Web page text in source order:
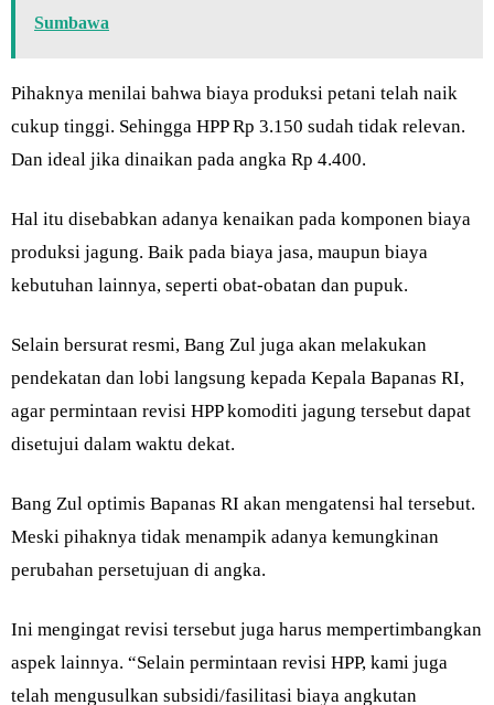
Sumbawa
Pihaknya menilai bahwa biaya produksi petani telah naik
cukup tinggi. Sehingga HPP Rp 3.150 sudah tidak relevan.
Dan ideal jika dinaikan pada angka Rp 4.400.
Hal itu disebabkan adanya kenaikan pada komponen biaya
produksi jagung. Baik pada biaya jasa, maupun biaya
kebutuhan lainnya, seperti obat-obatan dan pupuk.
Selain bersurat resmi, Bang Zul juga akan melakukan
pendekatan dan lobi langsung kepada Kepala Bapanas RI,
agar permintaan revisi HPP komoditi jagung tersebut dapat
disetujui dalam waktu dekat.
Bang Zul optimis Bapanas RI akan mengatensi hal tersebut.
Meski pihaknya tidak menampik adanya kemungkinan
perubahan persetujuan di angka.
Ini mengingat revisi tersebut juga harus mempertimbangkan
aspek lainnya. “Selain permintaan revisi HPP, kami juga
telah mengusulkan subsidi/fasilitasi biaya angkutan